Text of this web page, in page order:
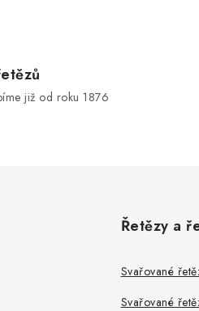
i
u
již od roku 1876
Řetězy a
Svařované
Svařované